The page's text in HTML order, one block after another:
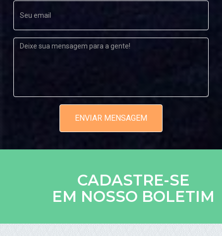
ENVIAR MENSAGEM
CADASTRE-SE
EM NOSSO BOLETIM